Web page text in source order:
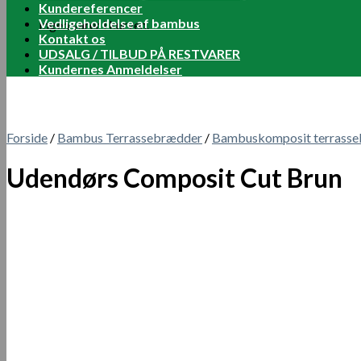
Ingen varer i kurven.
Kundereferencer
Vedligeholdelse af bambus
Kontakt os
UDSALG / TILBUD PÅ RESTVARER
Kundernes Anmeldelser
Forside / Bambus Terrassebrædder / Bambuskomposit
Udendørs Composit Cut Brun